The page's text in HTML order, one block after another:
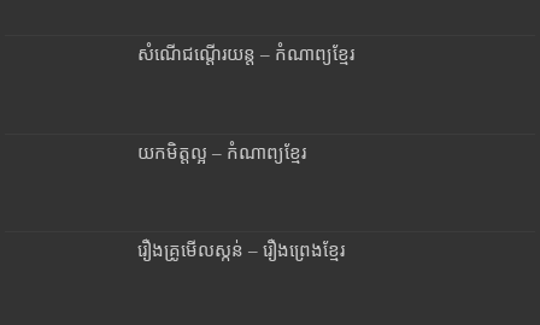
សំណើជណ្តើរយន្ត – កំណាព្យខ្មែរ
យកមិត្តល្អ – កំណាព្យខ្មែរ
រឿងគ្រូមើលស្កន់ – រឿងព្រេងខ្មែរ